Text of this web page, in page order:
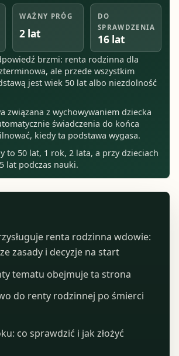
WAŻNY PRÓG
2 lat
DO
SPRAWDZENIA
16 lat
brzmi: renta rodzinna dla
ale przede wszystkim
jest wiek 50 lat albo niezdolność
związana z wychowywaniem dziecka
świadczenia do końca
kiedy ta podstawa wygasa.
to 50 lat, 1 rok, 2 lata, a przy dzieciach
lat podczas nauki.
renta rodzinna wdowie:
zasady i decyzje na start
tematu obejmuje ta strona
do renty rodzinnej po śmierci
co sprawdzić i jak złożyć